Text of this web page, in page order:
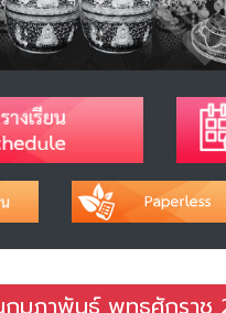
กุมภาพันธ์ พุทธศักราช